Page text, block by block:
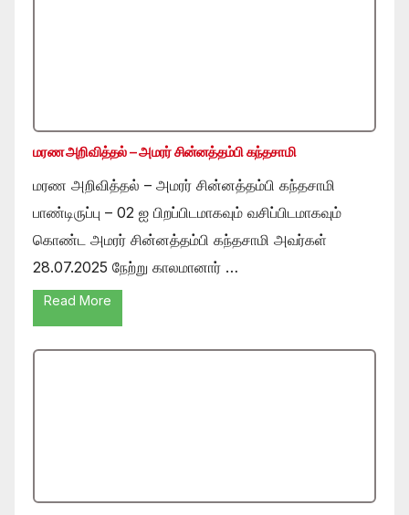
மரண அறிவித்தல் – அமரர் சின்னத்தம்பி கந்தசாமி
மரண அறிவித்தல் – அமரர் சின்னத்தம்பி கந்தசாமி
பாண்டிருப்பு – 02 ஐ பிறப்பிடமாகவும் வசிப்பிடமாகவும்
கொண்ட அமரர் சின்னத்தம்பி கந்தசாமி அவர்கள்
28.07.2025 நேற்று காலமானார் …
Read More